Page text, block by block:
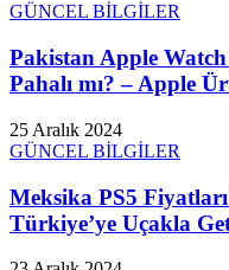
GÜNCEL BİLGİLER
Pakistan Apple
Pahalı mı? – Apple
25 Aralık 2024
GÜNCEL BİLGİLER
Meksika PS5
Türkiye’ye Uçakla